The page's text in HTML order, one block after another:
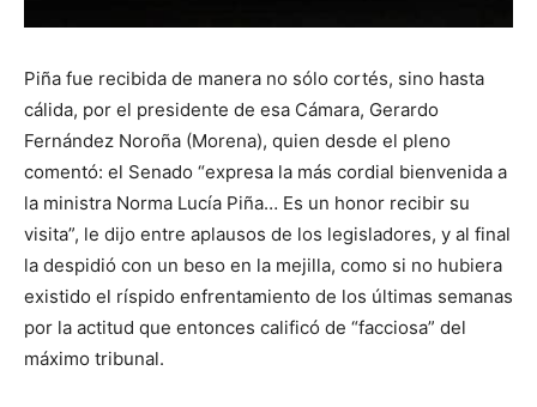
Piña fue recibida de manera no sólo cortés, sino hasta
cálida, por el presidente de esa Cámara, Gerardo
Fernández Noroña (Morena), quien desde el pleno
comentó: el Senado “expresa la más cordial bienvenida a
la ministra Norma Lucía Piña… Es un honor recibir su
visita”, le dijo entre aplausos de los legisladores, y al final
la despidió con un beso en la mejilla, como si no hubiera
existido el ríspido enfrentamiento de los últimas semanas
por la actitud que entonces calificó de “facciosa” del
máximo tribunal.